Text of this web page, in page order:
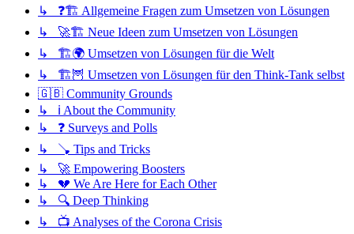
↳ ❓🏗️ Allgemeine Fragen zum Umsetzen von Lösungen
↳ 🚀🏗️ Neue Ideen zum Umsetzen von Lösungen
↳ 🏗️🌍 Umsetzen von Lösungen für die Welt
↳ 🏗️🦉 Umsetzen von Lösungen für den Think-Tank selbst
🇬🇧 Community Grounds
↳ ℹ️ About the Community
↳ ❓ Surveys and Polls
↳ 🪠 Tips and Tricks
↳ 🚀 Empowering Boosters
↳ 💔 We Are Here for Each Other
↳ 🔍 Deep Thinking
↳ 📺 Analyses of the Corona Crisis